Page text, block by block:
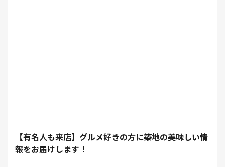
【有名人も来店】グルメ好きの方に築地の美味しい情
報をお届けします！